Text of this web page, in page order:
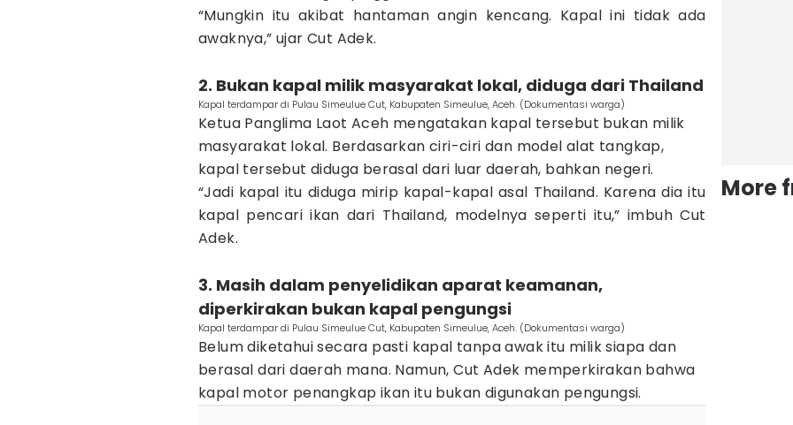
“Mungkin itu akibat hantaman angin kencang. Kapal ini tidak ada
awaknya,” ujar Cut Adek.
2. Bukan kapal milik masyarakat lokal, diduga dari Thailand
Kapal terdampar di Pulau Simeulue Cut, Kabupaten Simeulue, Aceh. (Dokumentasi warga)
Ketua Panglima Laot Aceh mengatakan kapal tersebut bukan milik
masyarakat lokal. Berdasarkan ciri-ciri dan model alat tangkap,
kapal tersebut diduga berasal dari luar daerah, bahkan negeri.
“Jadi kapal itu diduga mirip kapal-kapal asal Thailand. Karena dia itu
kapal pencari ikan dari Thailand, modelnya seperti itu,” imbuh Cut
Adek.
3. Masih dalam penyelidikan aparat keamanan,
diperkirakan bukan kapal pengungsi
Kapal terdampar di Pulau Simeulue Cut, Kabupaten Simeulue, Aceh. (Dokumentasi warga)
Belum diketahui secara pasti kapal tanpa awak itu milik siapa dan
berasal dari daerah mana. Namun, Cut Adek memperkirakan bahwa
kapal motor penangkap ikan itu bukan digunakan pengungsi.
More